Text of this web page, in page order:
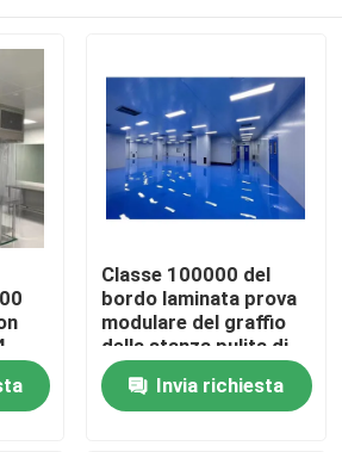
Classe 100000 del
bordo laminata prova
modulare del graffio
della stanza pulita di
Pharma
Invia richiesta